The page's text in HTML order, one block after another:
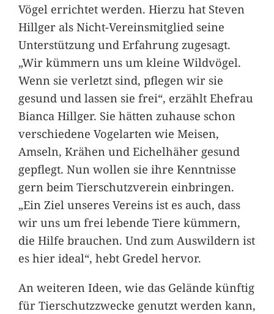
Vögel errichtet werden. Hierzu hat Steven
Hillger als Nicht-Vereinsmitglied seine
Unterstützung und Erfahrung zugesagt.
„Wir kümmern uns um kleine Wildvögel.
Wenn sie verletzt sind, pflegen wir sie
gesund und lassen sie frei“, erzählt Ehefrau
Bianca Hillger. Sie hätten zuhause schon
verschiedene Vogelarten wie Meisen,
Amseln, Krähen und Eichelhäher gesund
gepflegt. Nun wollen sie ihre Kenntnisse
gern beim Tierschutzverein einbringen.
„Ein Ziel unseres Vereins ist es auch, dass
wir uns um frei lebende Tiere kümmern,
die Hilfe brauchen. Und zum Auswildern ist
es hier ideal“, hebt Gredel hervor.
An weiteren Ideen, wie das Gelände künftig
für Tierschutzzwecke genutzt werden kann,